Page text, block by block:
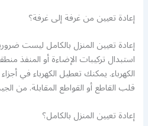
إعادة تعيين من غرفة إلى غرفة؟
إعادة تعيين المنزل بالكامل ليست
استبدال تركيبات الإضاءة أو المنفذ
الكهرباء. يمكنك تعطيل الكهرباء في
قلب القاطع أو القواطع المقابلة. من
إعادة تعيين المنزل بالكامل؟